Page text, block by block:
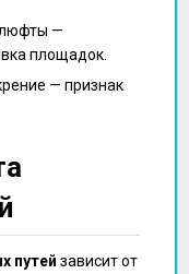
люфты —
площадок.
— признак
путей зависит от